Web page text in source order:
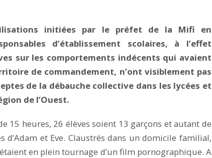
initiées par le préfet de la Mifi en
d’établissement scolaires, à l’effet
sur les comportements indécents qui avaient
de commandement, n’ont visiblement pas
de la débauche collective dans les lycées et
de l’Ouest.
15 heures, 26 élèves soient 13 garçons et autant de
et Eve. Claustrés dans un domicile familial,
en plein tournage d’un film pornographique. A